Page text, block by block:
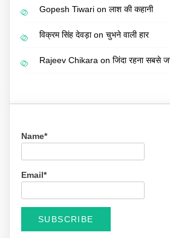
Gopesh Tiwari on लाश की कहानी
विक्रम सिंह देवड़ाon चुभने वाली हार
Rajeev Chikara on जिंदा रहना सबसे
Name*
Email*